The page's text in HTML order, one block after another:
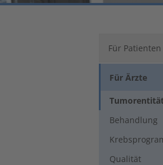
Für Patienten
Für Ärzte
Behandlung
Qualität